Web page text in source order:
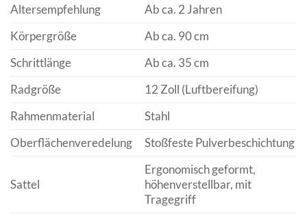
Altersempfehlung
Ab ca. 2 Jahren
Körpergröße
Ab ca. 90 cm
Schrittlänge
Ab ca. 35 cm
Radgröße
12 Zoll (Luftbereifung)
Rahmenmaterial
Stahl
Oberflächenveredelung
Stoßfeste Pulverbeschichtung
Sattel
Ergonomisch geformt,
höhenverstellbar, mit
Tragegriff